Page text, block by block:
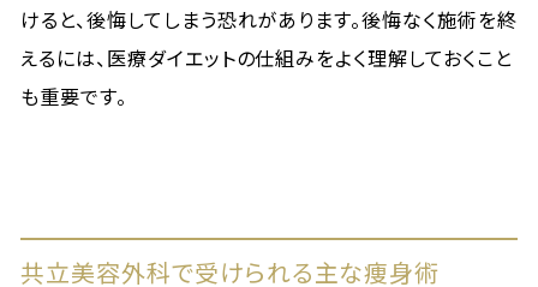
けると、後悔してしまう恐れがあります。後悔なく施術を終
えるには、医療ダイエットの仕組みをよく理解しておくこと
も重要です。
共立美容外科で受けられる主な痩身術